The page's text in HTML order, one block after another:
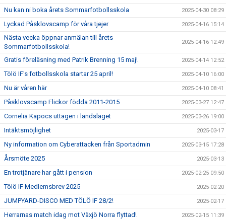
Nu kan ni boka årets Sommarfotbollsskola 2025-04-30 08:29
Lyckad Påsklovscamp för våra tjejer 2025-04-16 15:14
Nästa vecka öppnar anmälan till årets
Sommarfotbollsskola!
2025-04-16 12:49
Gratis föreläsning med Patrik Brenning 15 maj! 2025-04-14 12:52
Tölö IF's fotbollsskola startar 25 april! 2025-04-10 16:00
Nu är våren här 2025-04-10 08:41
Påsklovscamp Flickor födda 2011-2015 2025-03-27 12:47
Cornelia Kapocs uttagen i landslaget 2025-03-26 19:00
Intäktsmöjlighet 2025-03-17
Ny information om Cyberattacken från Sportadmin 2025-03-15 17:28
Årsmöte 2025 2025-03-13
En trotjänare har gått i pension 2025-02-25 09:50
Tölö IF Medlemsbrev 2025 2025-02-20
JUMPYARD-DISCO MED TÖLÖ IF 28/2! 2025-02-17
Herrarnas match idag mot Växjö Norra flyttad! 2025-02-15 11:39